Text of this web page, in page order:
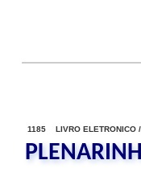
1185 LIVRO ELETRONICO